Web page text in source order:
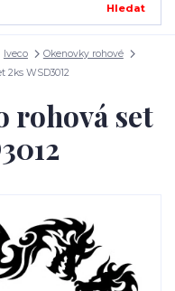
Hledat
Iveco
Okenovky rohové
2ks WSD3012
rohová set